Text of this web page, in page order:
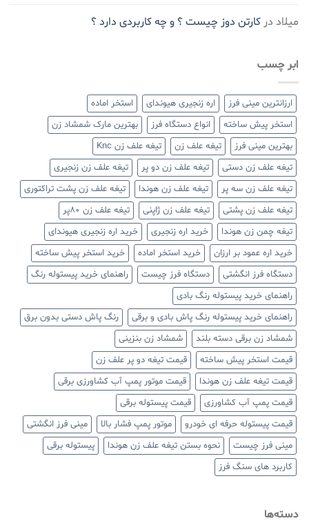
میلاد در کارتن دوز چیست ؟ و چه کاربردی دارد ؟
ابر چسب
ارزانترین مینی فرز اره زنجیری هیوندای
استخر اماده
استخر پیش ساخته
انواع دستگاه فرز
بهترین مارک شمشاد زن
بهترین مینی فرز
تیغه علف زن
تیغه علف زن Knc
تیغه علف زن دستی
تیغه علف زن دو پر
تیغه علف زن زنجیری
تیغه علف زن سه پر
تیغه علف زن هوندا
تیغه علف زن پشت تراکتوری
تیغه علف زن پشتی
تیغه علف زن ژاپنی
تیغه علف زن ۸۰پر
تیغه چمن زن هوندا
خرید اره زنجیری
خرید اره زنجیری هیوندای
خرید اره عمود بر ارزان
خرید استخر اماده
خرید استخر پیش ساخته
دستگاه فرز انگشتی
دستگاه فرز چیست
راهنمای خرید پیستوله رنگ
راهنمای خرید پیستوله رنگ بادی
راهنمای خرید پیستوله رنگ پاش بادی و برقی
رنگ پاش دستی بدون برق
شمشاد زن برقی دسته بلند
شمشاد زن بنزینی
قیمت استخر پیش ساخته
قیمت تیغه دو پر علف زن
قیمت تیغه علف زن هوندا
قیمت موتور پمپ آب کشاورزی برقی
قیمت پمپ آب کشاورزی
قیمت پیستوله برقی
قیمت پیستوله حرفه ای خودرو
موتور پمپ فشار بالا
مینی فرز انگشتی
مینی فرز چیست
نحوه بستن تیغه علف زن هوندا
پیستوله برقی
کاربرد های سنگ فرز
دسته‌ها